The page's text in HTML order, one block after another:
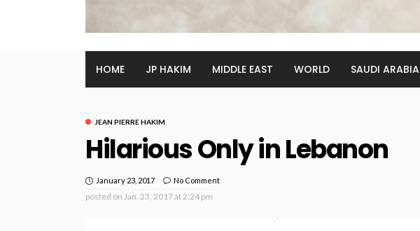
HOME JP HAKIM MIDDLE EAST WORLD SAUDI ARABIA
JEAN PIERRE HAKIM
Hilarious Only in Lebanon
January 23, 2017 No Comment
posted on Jan. 23, 2017 at 2:24 pm